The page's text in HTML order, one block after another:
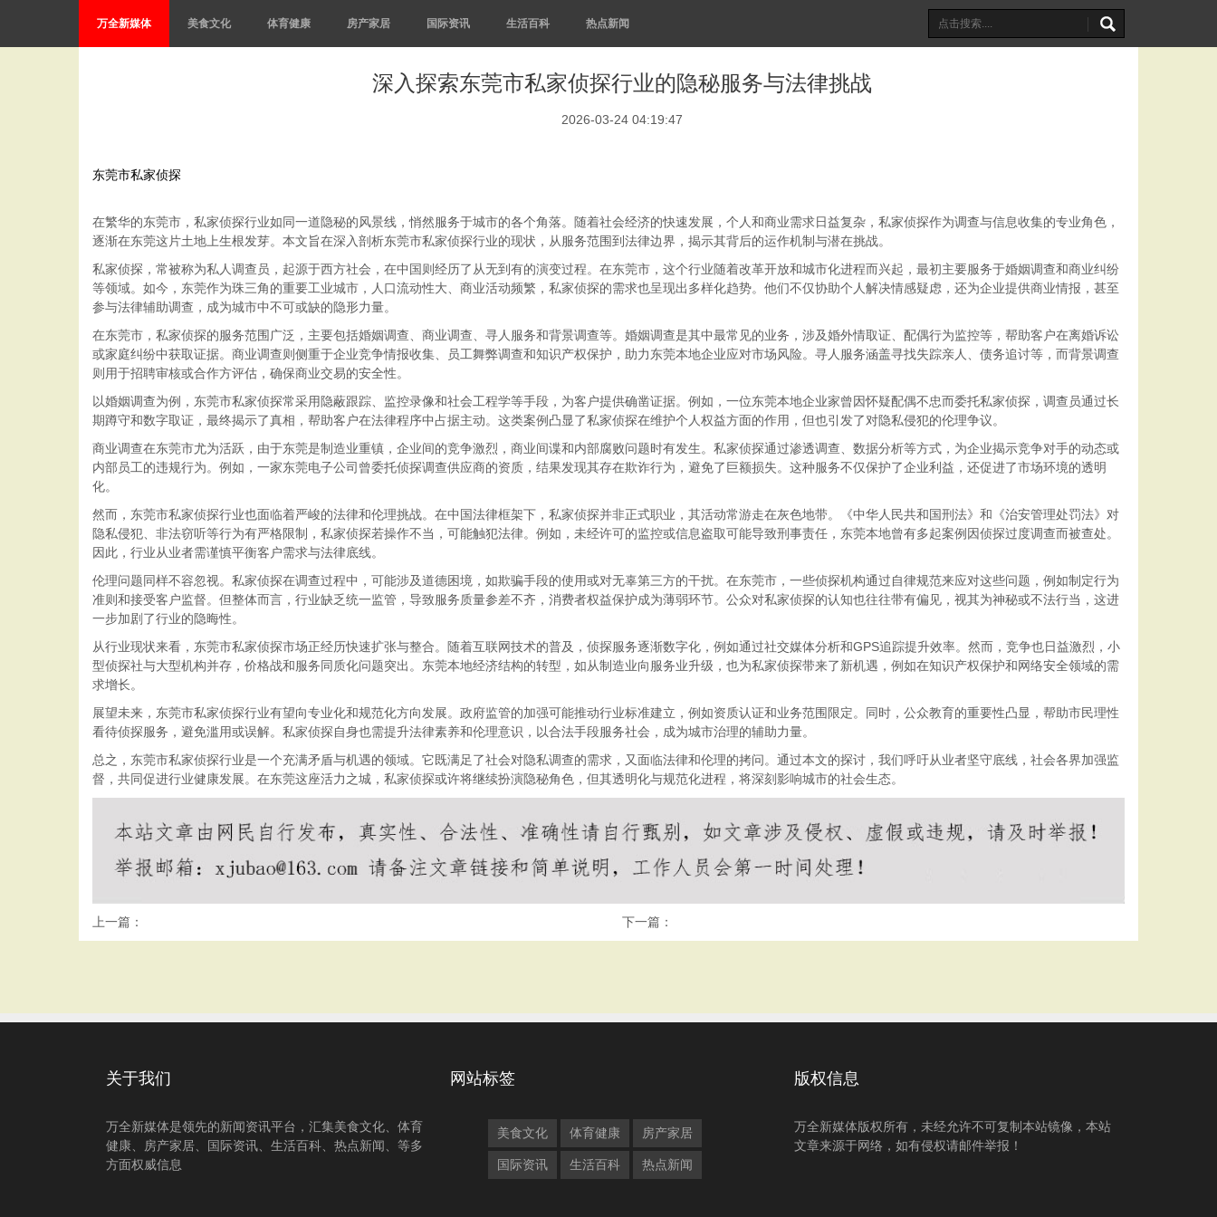
万全新媒体 美食文化 体育健康 房产家居 国际资讯 生活百科 热点新闻
深入探索东莞市私家侦探行业的隐秘服务与法律挑战
2026-03-24 04:19:47
东莞市私家侦探
在繁华的东莞市，私家侦探行业如同一道隐秘的风景线，悄然服务于城市的各个角落。随着社会经济的快速发展，个人和商业需求日益复杂，私家侦探作为调查与信息收集的专业角色，
逐渐在东莞这片土地上生根发芽。本文旨在深入剖析东莞市私家侦探行业的现状，从服务范围到法律边界，揭示其背后的运作机制与潜在挑战。
私家侦探，常被称为私人调查员，起源于西方社会，在中国则经历了从无到有的演变过程。在东莞市，这个行业随着改革开放和城市化进程而兴起，最初主要服务于婚姻调查和商业纠纷
等领域。如今，东莞作为珠三角的重要工业城市，人口流动性大、商业活动频繁，私家侦探的需求也呈现出多样化趋势。他们不仅协助个人解决情感疑虑，还为企业提供商业情报，甚至
参与法律辅助调查，成为城市中不可或缺的隐形力量。
在东莞市，私家侦探的服务范围广泛，主要包括婚姻调查、商业调查、寻人服务和背景调查等。婚姻调查是其中最常见的业务，涉及婚外情取证、配偶行为监控等，帮助客户在离婚诉讼
或家庭纠纷中获取证据。商业调查则侧重于企业竞争情报收集、员工舞弊调查和知识产权保护，助力东莞本地企业应对市场风险。寻人服务涵盖寻找失踪亲人、债务追讨等，而背景调查
则用于招聘审核或合作方评估，确保商业交易的安全性。
以婚姻调查为例，东莞市私家侦探常采用隐蔽跟踪、监控录像和社会工程学等手段，为客户提供确凿证据。例如，一位东莞本地企业家曾因怀疑配偶不忠而委托私家侦探，调查员通过长
期蹲守和数字取证，最终揭示了真相，帮助客户在法律程序中占据主动。这类案例凸显了私家侦探在维护个人权益方面的作用，但也引发了对隐私侵犯的伦理争议。
商业调查在东莞市尤为活跃，由于东莞是制造业重镇，企业间的竞争激烈，商业间谍和内部腐败问题时有发生。私家侦探通过渗透调查、数据分析等方式，为企业揭示竞争对手的动态或
内部员工的违规行为。例如，一家东莞电子公司曾委托侦探调查供应商的资质，结果发现其存在欺诈行为，避免了巨额损失。这种服务不仅保护了企业利益，还促进了市场环境的透明
化。
然而，东莞市私家侦探行业也面临着严峻的法律和伦理挑战。在中国法律框架下，私家侦探并非正式职业，其活动常游走在灰色地带。《中华人民共和国刑法》和《治安管理处罚法》对
隐私侵犯、非法窃听等行为有严格限制，私家侦探若操作不当，可能触犯法律。例如，未经许可的监控或信息盗取可能导致刑事责任，东莞本地曾有多起案例因侦探过度调查而被查处。
因此，行业从业者需谨慎平衡客户需求与法律底线。
伦理问题同样不容忽视。私家侦探在调查过程中，可能涉及道德困境，如欺骗手段的使用或对无辜第三方的干扰。在东莞市，一些侦探机构通过自律规范来应对这些问题，例如制定行为
准则和接受客户监督。但整体而言，行业缺乏统一监管，导致服务质量参差不齐，消费者权益保护成为薄弱环节。公众对私家侦探的认知也往往带有偏见，视其为神秘或不法行当，这进
一步加剧了行业的隐晦性。
从行业现状来看，东莞市私家侦探市场正经历快速扩张与整合。随着互联网技术的普及，侦探服务逐渐数字化，例如通过社交媒体分析和GPS追踪提升效率。然而，竞争也日益激烈，小
型侦探社与大型机构并存，价格战和服务同质化问题突出。东莞本地经济结构的转型，如从制造业向服务业升级，也为私家侦探带来了新机遇，例如在知识产权保护和网络安全领域的需
求增长。
展望未来，东莞市私家侦探行业有望向专业化和规范化方向发展。政府监管的加强可能推动行业标准建立，例如资质认证和业务范围限定。同时，公众教育的重要性凸显，帮助市民理性
看待侦探服务，避免滥用或误解。私家侦探自身也需提升法律素养和伦理意识，以合法手段服务社会，成为城市治理的辅助力量。
总之，东莞市私家侦探行业是一个充满矛盾与机遇的领域。它既满足了社会对隐私调查的需求，又面临法律和伦理的拷问。通过本文的探讨，我们呼吁从业者坚守底线，社会各界加强监
督，共同促进行业健康发展。在东莞这座活力之城，私家侦探或许将继续扮演隐秘角色，但其透明化与规范化进程，将深刻影响城市的社会生态。
上一篇： 下一篇：
关于我们
万全新媒体是领先的新闻资讯平台，汇集美食文化、体育
健康、房产家居、国际资讯、生活百科、热点新闻、等多
方面权威信息
网站标签
美食文化 体育健康 房产家居
国际资讯 生活百科 热点新闻
版权信息
万全新媒体版权所有，未经允许不可复制本站镜像，本站
文章来源于网络，如有侵权请邮件举报！